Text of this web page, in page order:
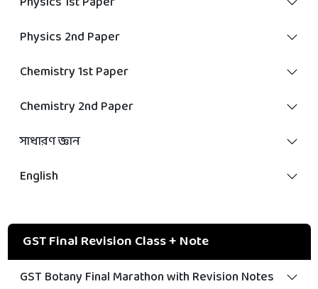
Physics 2nd Paper
Chemistry 1st Paper
Chemistry 2nd Paper
সাধারণ জ্ঞান
English
GST Final Revision Class + Note
GST Botany Final Marathon with Revision Notes